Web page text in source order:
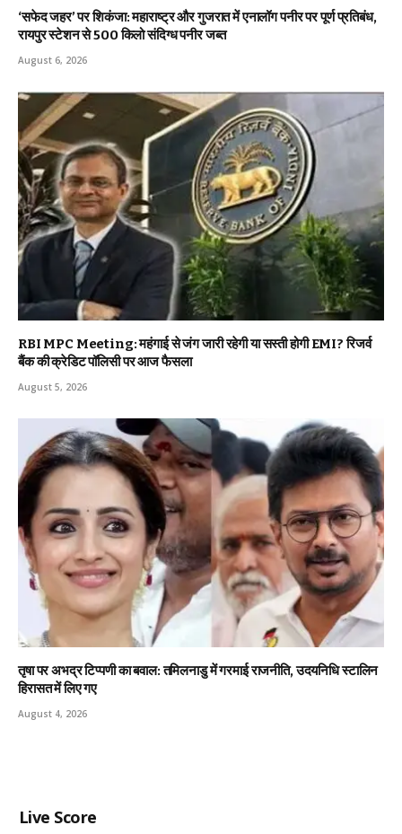
‘सफेद जहर’ पर शिकंजा: महाराष्ट्र और गुजरात में एनालॉग पनीर पर पूर्ण प्रतिबंध,
रायपुर स्टेशन से 500 किलो संदिग्ध पनीर जब्त
August 6, 2026
RBI MPC Meeting: महंगाई से जंग जारी रहेगी या सस्ती होगी EMI? रिजर्व
बैंक की क्रेडिट पॉलिसी पर आज फैसला
August 5, 2026
तृषा पर अभद्र टिप्पणी का बवाल: तमिलनाडु में गरमाई राजनीति, उदयनिधि स्टालिन
हिरासत में लिए गए
August 4, 2026
Live Score